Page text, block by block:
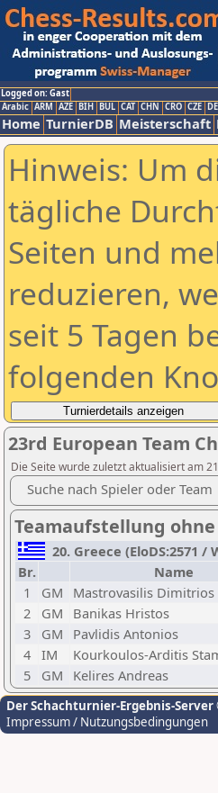
Logged on: Gast
Arabic ARM AZE BIH BUL CAT CHN CRO CZE
Home TurnierDB Meisterschaft
Hinweis: Um
tägliche
Seiten und
reduzieren,
seit 5 Tagen
folgenden
23rd European Team
Die Seite wurde zuletzt aktualisiert am
Suche nach Spieler oder Team
Teamaufstellung
20. Greece (EloDS:2571
Br.
Name
1
GM Mastrovasilis Dimitrios
2
GM Banikas Hristos
3
GM Pavlidis Antonios
4 IM Kourkoulos-Arditis
5
GM Kelires Andreas
Der Schachturnier-Ergebnis-Server
Impressum / Nutzungsbedingungen